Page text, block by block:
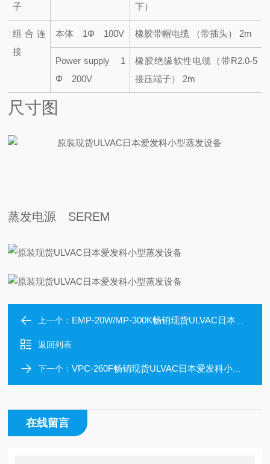
子
下）
组合连
接
本体 1Φ 100V 橡胶带帽电缆 （带插头） 2m
Power supply 1
Φ 200V
橡胶绝缘软性电缆（带R2.0-5
接压端子） 2m
尺寸图
蒸发电源 SEREM
上一个： EMP-20W/MP-300K畅销现货ULVAC日本爱发科液氮制备机
返回列表
下一个：VPC-260F畅销现货ULVAC日本爱发科小型蒸发设备
在线留言